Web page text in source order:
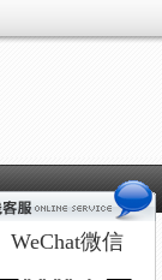
滿足你的要求--
WeChat微信